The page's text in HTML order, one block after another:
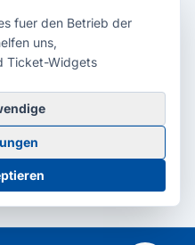
durch dieMedienagentur
DatenschutzImpressum
fuer den Betrieb der
uns,
Ticket-Widgets